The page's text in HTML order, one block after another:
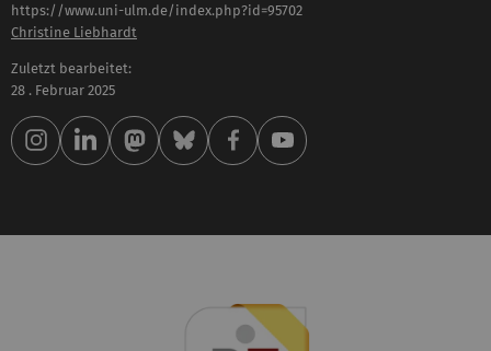
https://www.uni-ulm.de/index.php?id=95702
Christine Liebhardt
Zuletzt bearbeitet:
28 . Februar 2025